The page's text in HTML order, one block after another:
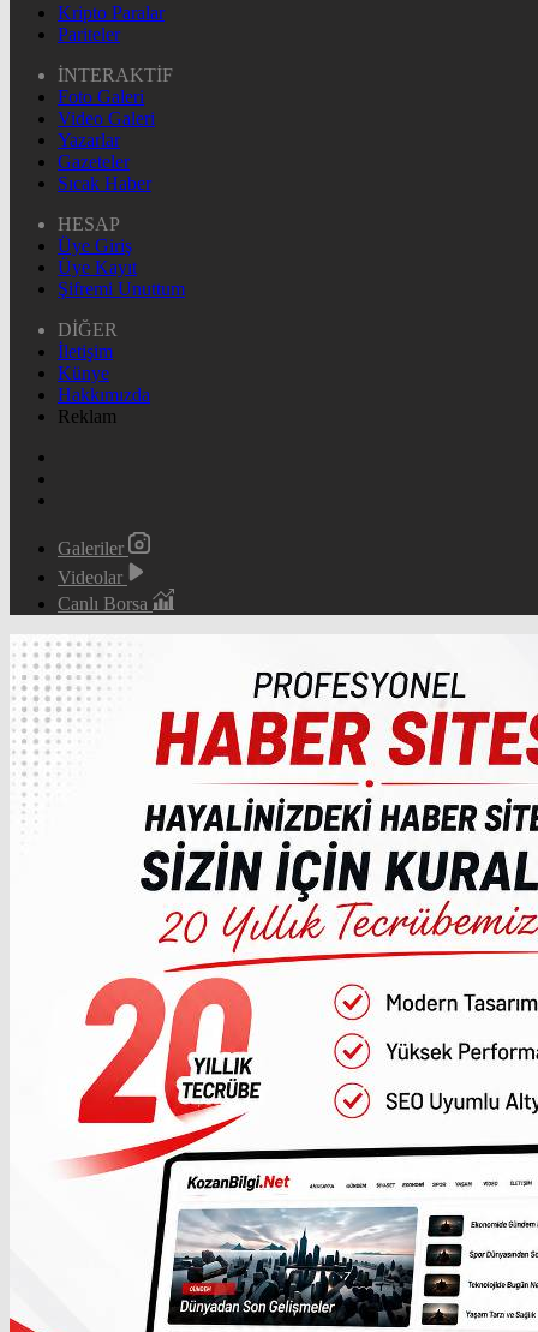
Kripto Paralar
Pariteler
İNTERAKTİF
Foto Galeri
Video Galeri
Yazarlar
Gazeteler
Sıcak Haber
HESAP
Üye Giriş
Üye Kayıt
Şifremi Unuttum
DİĞER
İletişim
Künye
Hakkımızda
Reklam
Galeriler
Videolar
Canlı Borsa